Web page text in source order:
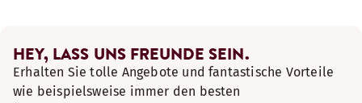
HEY, LASS UNS FREUNDE SEIN.
Erhalten Sie tolle Angebote und fantastische Vorteile
wie beispielsweise immer den besten